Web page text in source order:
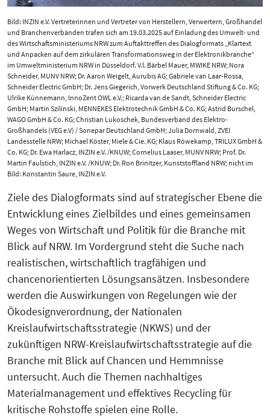
Bild: INZIN e.V. Vertreterinnen und Vertreter von Herstellern, Verwertern, Großhandel
und Branchenverbänden trafen sich am 19.03.2025 auf Einladung des Umwelt- und
des Wirtschaftsministeriums NRW zum Auftakttreffen des Dialogformats „Klartext
und Anpacken auf dem zirkulären Transformationsweg in der Elektronikbranche“
im Umweltministerium NRW in Düsseldorf. V.l. Bärbel Mauer, MWIKE NRW; Nora
Schneider, MUNV NRW; Dr. Aaron Weigelt, Aurubis AG; Gabriele van Laar-Rossa,
Schneider Electric GmbH; Dr. Jens Giegerich, Vorwerk Deutschland Stiftung & Co. KG;
Ulrike Künnemann, InnoZent OWL e.V.; Ricarda van de Sandt, Schneider Electric
GmbH; Martin Szilinski, MENNEKES Elektrotechnik GmbH & Co. KG; Astrid Burschel,
WAGO GmbH & Co. KG; Christian Lukoschek, Bundesverband des Elektro-
Großhandels (VEG e.V) / Sonepar Deutschland GmbH; Julia Dornwald, ZVEI
Landesstelle NRW; Michael Köster, Miele & Cie. KG; Klaus Röwekamp, TRILUX GmbH &
Co. KG; Dr. Ewa Harlacz, INZIN e.V. /KNUW; Cornelius Laaser, MUNV NRW; Prof. Dr.
Martin Faulstich, INZIN e.V. /KNUW; Dr. Ron Brinitzer, Kunststoffland NRW; nicht im
Bild: Konstantin Saure, INZIN e.V.
Ziele des Dialogformats sind auf strategischer Ebene die
Entwicklung eines Zielbildes und eines gemeinsamen
Weges von Wirtschaft und Politik für die Branche mit
Blick auf NRW. Im Vordergrund steht die Suche nach
realistischen, wirtschaftlich tragfähigen und
chancenorientierten Lösungsansätzen. Insbesondere
werden die Auswirkungen von Regelungen wie der
Ökodesignverordnung, der Nationalen
Kreislaufwirtschaftsstrategie (NKWS) und der
zukünftigen NRW-Kreislaufwirtschaftsstrategie auf die
Branche mit Blick auf Chancen und Hemmnisse
untersucht. Auch die Themen nachhaltiges
Materialmanagement und effektives Recycling für
kritische Rohstoffe spielen eine Rolle.